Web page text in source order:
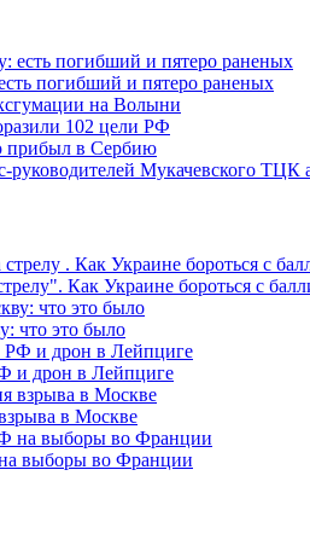
погибший и пятеро раненых
на Волыни
102 цели РФ
прибыл в Сербию
Мукачевского ТЦК
Как Украине бороться с
что это было
и дрон в Лейпциге
в Москве
выборы во Франции